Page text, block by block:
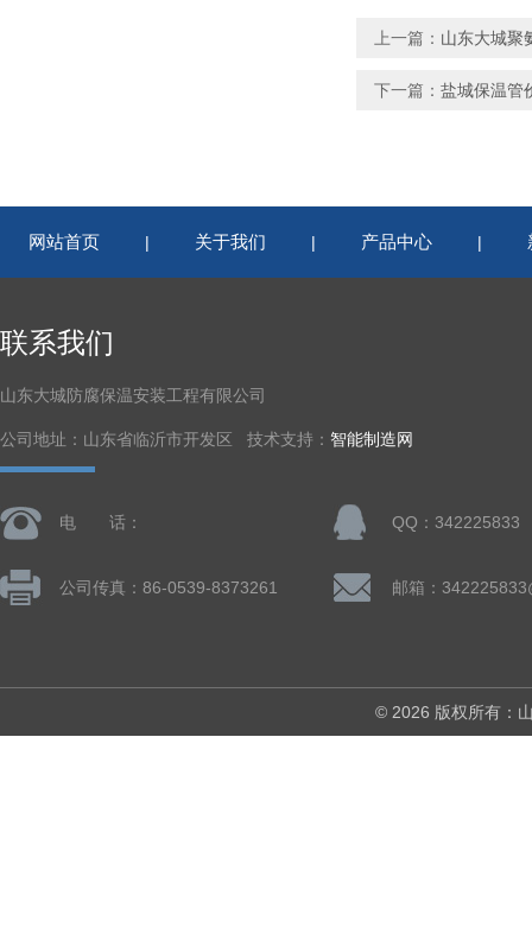
上一篇： 山东大城聚
下一篇： 盐城保温管
网站首页 | 关于我们 | 产品中心 |
联系我们
山东大城防腐保温安装工程有限公司
公司地址：山东省临沂市开发区 技术支持： 智能制造网
电 话： QQ：342225833
公司传真：86-0539-8373261 邮箱：
© 2026 版权所有：